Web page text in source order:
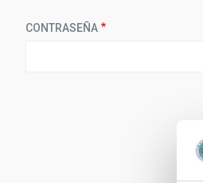
CONTRASEÑA